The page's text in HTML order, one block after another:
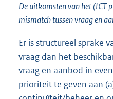
De uitkomsten van het (ICT
mismatch tussen vraag en
Er is structureel sprake
vraag dan het
vraag en aanbod in
prioriteit te geven aan